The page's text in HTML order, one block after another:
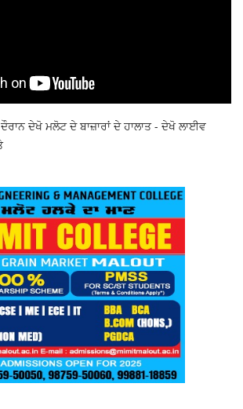
ਦੇਖੋ ਮਲੋਟ ਦੇ ਬਾਜ਼ਾਰਾਂ ਦੇ ਹਾਲਾਤ - ਦੇਖੋ ਲਾਈਵ